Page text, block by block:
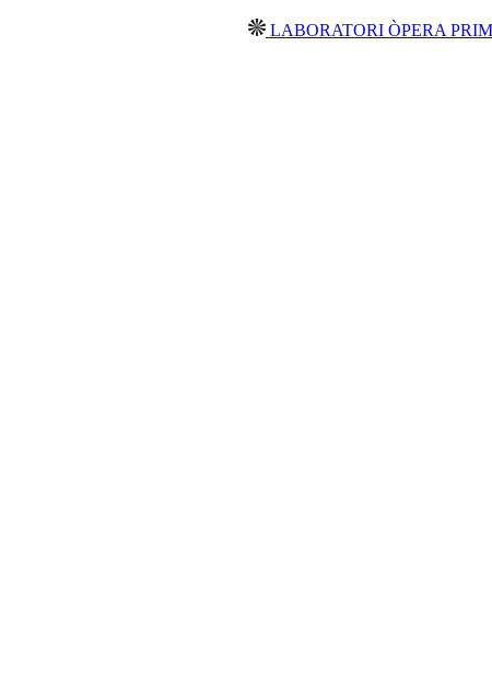
LABORATORI ÒPERA PRIMA -